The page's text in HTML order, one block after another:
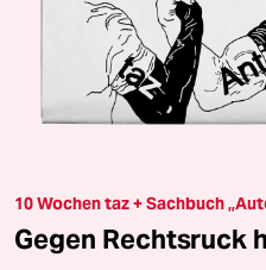
10 Wochen taz + Sachbuch
Gegen Rechtsruck